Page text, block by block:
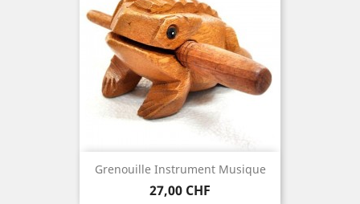
Grenouille Instrument Musique
Preis
27,00 CHF